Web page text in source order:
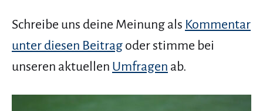
Schreibe uns deine Meinung als Kommentar
unter diesen Beitrag oder stimme bei
unseren aktuellen Umfragen ab.